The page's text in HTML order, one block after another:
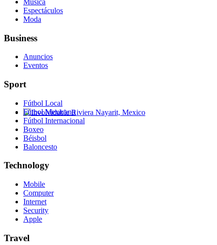
Involvidable Riviera Nayarit, Mexico
Espectáculos
Moda
Business
Anuncios
Eventos
Sport
Fútbol Local
Fútbol Mexicano
Fútbol Internacional
Boxeo
Béisbol
Baloncesto
Technology
Mobile
Computer
Internet
Security
Apple
Travel